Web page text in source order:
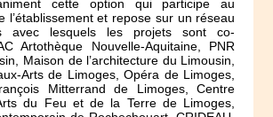
cette option qui participe au
l’établissement et repose sur un réseau
avec lesquels les projets sont co-
Artothèque Nouvelle-Aquitaine, PNR
Maison de l’architecture du Limousin,
Arts de Limoges, Opéra de Limoges,
Mitterrand de Limoges, Centre
du Feu et de la Terre de Limoges,